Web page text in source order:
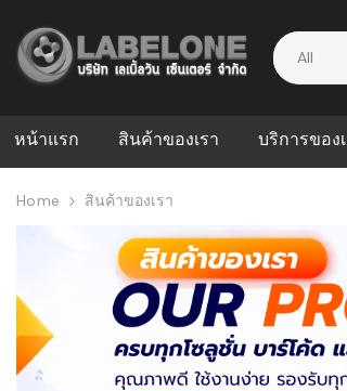
หน้าแรก สินค้าของเรา บริการของ
ดาวน์โหลดได
วีดีโอแนะนำ
Home สินค้าของเรา